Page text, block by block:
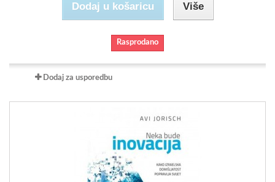
Dodaj u košaricu Više
Rasprodano
Dodaj za usporedbu